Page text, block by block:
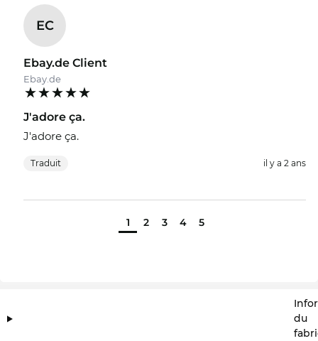
EC
Ebay.de Client
Ebay.de
J'adore ça.
J'adore ça.
Traduit il y a 2 ans
1 2 3 4 5
du